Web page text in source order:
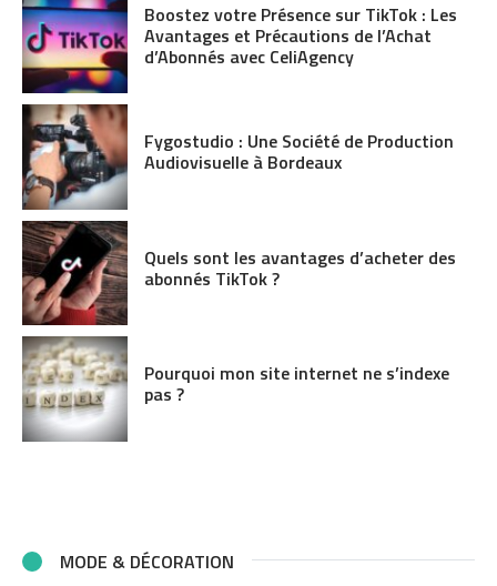
Boostez votre Présence sur TikTok : Les
Avantages et Précautions de l’Achat
d’Abonnés avec CeliAgency
Fygostudio : Une Société de Production
Audiovisuelle à Bordeaux
Quels sont les avantages d’acheter des
abonnés TikTok ?
Pourquoi mon site internet ne s’indexe
pas ?
MODE & DÉCORATION